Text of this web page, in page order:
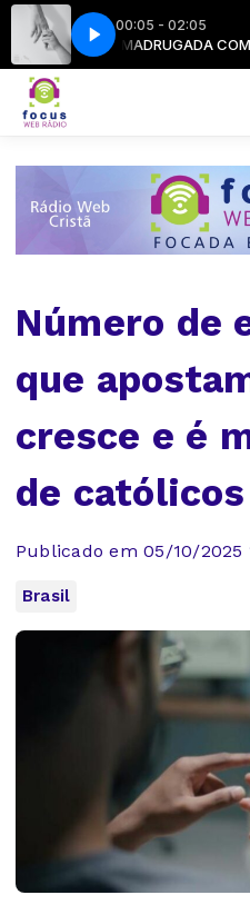
00:05 - 02:05
MADRUGADA COM
MËDNA, Lóssios - Ao
Na Sequência com
Número de
que
cresce e é
de católicos
Publicado em 05/10/2025
Brasil